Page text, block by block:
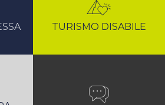
TURISMO DISABILE